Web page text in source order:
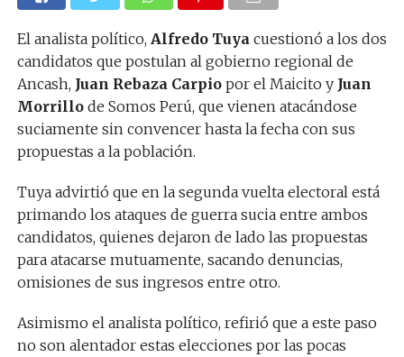
El analista político, Alfredo Tuya cuestionó a los dos
candidatos que postulan al gobierno regional de
Ancash, Juan Rebaza Carpiopor el Maicito yJuan
Morrillode Somos Perú, que vienen atacándose
suciamente sin convencer hasta la fecha con sus
propuestas a la población.
Tuya advirtió que en la segunda vuelta electoral está
primando los ataques de guerra sucia entre ambos
candidatos, quienes dejaron de lado las propuestas
para atacarse mutuamente, sacando denuncias,
omisiones de sus ingresos entre otro.
Asimismo el analista político, refirió que a este paso
no son alentador estas elecciones por las pocas